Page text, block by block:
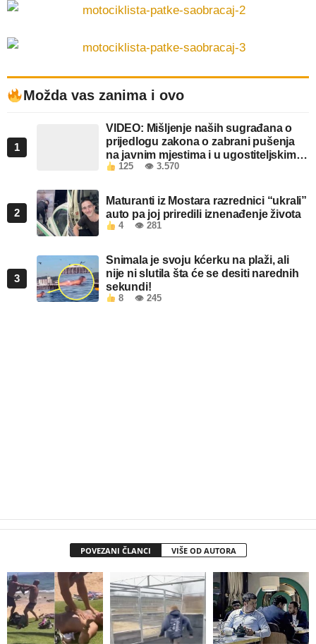
Možda vas zanima i ovo
1
VIDEO: Mišljenje naših sugrađana o
prijedlogu zakona o zabrani pušenja
na javnim mjestima i u ugostiteljskim
objektima u FBiH
125 👁 3.570
2
Maturanti iz Mostara razrednici “ukrali”
auto pa joj priredili iznenađenje života
4 👁 281
3
Snimala je svoju kćerku na plaži, ali
nije ni slutila šta će se desiti narednih
sekundi!
8 👁 245
POVEZANI ČLANCI VIŠE OD AUTORA